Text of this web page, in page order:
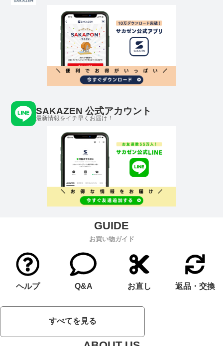
SAKAZEN 公式アカウント
最新情報をイチ早くお届け！
お買い物ガイド
ヘルプ Q&A お直し 返品・交換
すべてを見る